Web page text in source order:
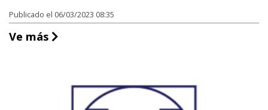
Publicado el 06/03/2023 08:35
Ve más Museo Chileno de Arte Precolombino